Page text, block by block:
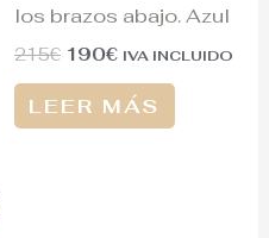
los brazos abajo. Azul
215€ 190€ IVA INCLUIDO
LEER MÁS